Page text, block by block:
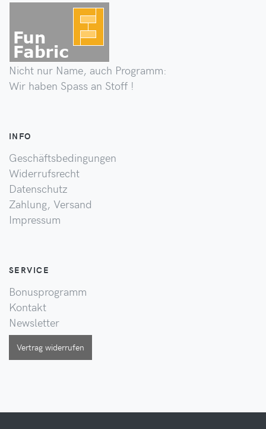
Nicht nur Name, auch Programm:
Wir haben Spass an Stoff !
INFO
Geschäftsbedingungen
Widerrufsrecht
Datenschutz
Zahlung, Versand
Impressum
SERVICE
Bonusprogramm
Kontakt
Newsletter
Vertrag widerrufen